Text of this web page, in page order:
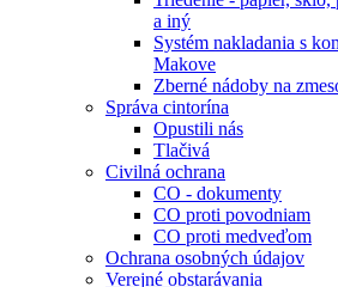
a iný
Systém nakladania s
Makove
Zberné nádoby na
Správa cintorína
Opustili nás
Tlačivá
Civilná ochrana
CO - dokumenty
CO proti povodniam
CO proti medveďom
Ochrana osobných údajov
Verejné obstarávania